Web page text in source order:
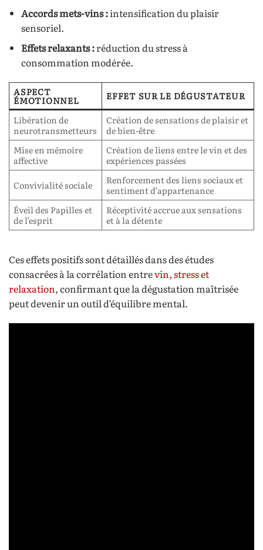
Accords mets-vins :intensification du plaisir
sensoriel.
Effets relaxants :réduction du stress à
consommation modérée.
ASPECT
ÉMOTIONNEL
EFFET SUR LE DÉGUSTATEUR
Libération de
neurotransmetteurs
Création de sensations de plaisir et
de bien-être
Mise en mémoire
affective
Création de liens entre le vin et des
expériences passées
Convivialité sociale
Renforcement des liens sociaux et
sentiment d’appartenance
Éveil des Papilles et
de l’esprit
Réceptivité accrue aux sensations
et à la détente
Ces effets positifs sont détaillés dans des études
consacrées à la corrélation entrevin, stress et
relaxation, confirmant que la dégustation maîtrisée
peut devenir un outil d’équilibre mental.